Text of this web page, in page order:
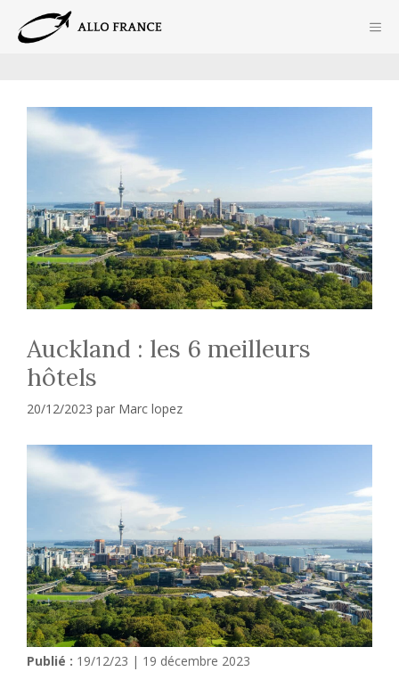
contenu
Auckland : les 6 meilleurs
hôtels
20/12/2023 par Marc lopez
Publié : 19/12/23 | 19 décembre 2023